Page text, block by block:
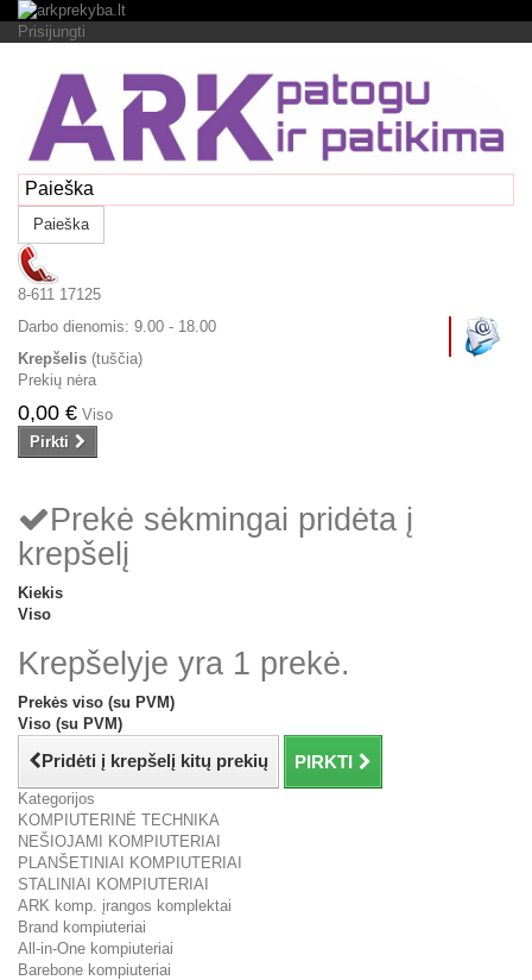
Prisijungti
Paieška
8-611 17125
Darbo dienomis: 9.00 - 18.00
Krepšelis (tuščia)
Prekių nėra
0,00 € Viso
Pirkti
Prekė sėkmingai pridėta į
krepšelį
Kiekis
Viso
Krepšelyje yra 1 prekė.
Prekės viso (su PVM)
Viso (su PVM)
Pridėti į krepšelį kitų prekių PIRKTI
Kategorijos
KOMPIUTERINĖ TECHNIKA
NEŠIOJAMI KOMPIUTERIAI
PLANŠETINIAI KOMPIUTERIAI
STALINIAI KOMPIUTERIAI
ARK komp. įrangos komplektai
Brand kompiuteriai
All-in-One kompiuteriai
Barebone kompiuteriai